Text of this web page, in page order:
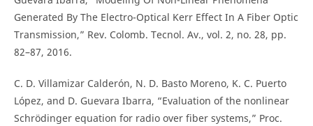
Generated By The Electro-Optical Kerr Effect In A Fiber Optic
Transmission,” Rev. Colomb. Tecnol. Av., vol. 2, no. 28, pp.
82–87, 2016.
C. D. Villamizar Calderón, N. D. Basto Moreno, K. C. Puerto
López, and D. Guevara Ibarra, “Evaluation of the nonlinear
Schrödinger equation for radio over fiber systems,” Proc.